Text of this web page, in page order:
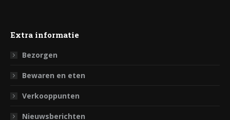
Extra informatie
Bezorgen
Bewaren en eten
Verkooppunten
Nieuwsberichten